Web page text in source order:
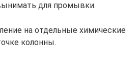
для промывки.
на отдельные химические
колонны.